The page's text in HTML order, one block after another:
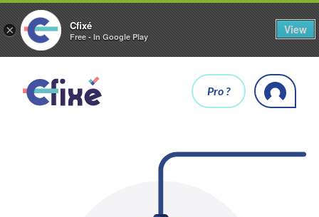
× Cfixé
Free - In Google Play
View
Pro ?